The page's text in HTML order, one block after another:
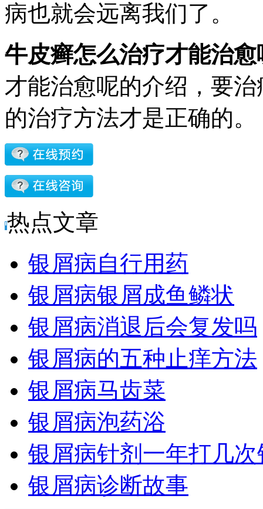
病也就会远离我们了。
牛皮癣怎么治疗才能治愈
才能治愈呢的介绍，要
的治疗方法才是正确的。
热点文章
银屑病自行用药
银屑病银屑成鱼鳞状
银屑病消退后会复发吗
银屑病的五种止痒方法
银屑病马齿菜
银屑病泡药浴
银屑病针剂一年打几次
银屑病诊断故事